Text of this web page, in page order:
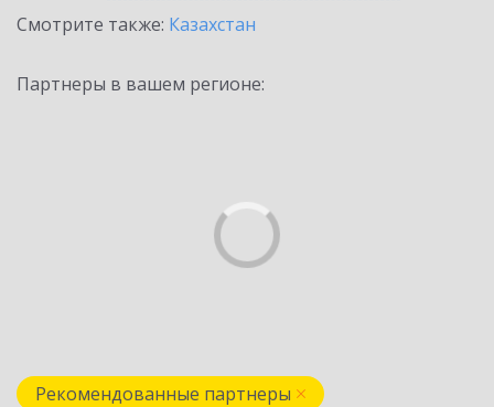
Смотрите также: Казахстан
Партнеры в вашем регионе:
Рекомендованные партнеры